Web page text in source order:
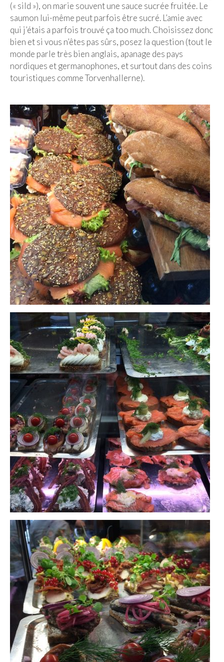
Munich
Danemark
Copenhague
Portugal
Royaume-Uni
GUIDES FOOD
ALLEMAGNE
– Berlin
– Munich
BOLIVIE
– Sucre
CHILI
CHINE
– Beijing
– Guilin
– Xi’an
CORÉE DU SUD
– Séoul
DANEMARK
– Copenhague
FRANCE
– Nice
– Paris
– La Réunion
JAPON
– Osaka
PÉROU
PORTUGAL
USA
– Los Angeles
VIETNAM
(« sild »), on marie souvent une sauce sucrée fruitée. Le
saumon lui-même peut parfois être sucré. L’amie avec
qui j’étais a parfois trouvé ça too much. Choisissez donc
bien et si vous n’êtes pas sûrs, posez la question (tout le
monde parle très bien anglais, apanage des pays
nordiques et germanophones, et surtout dans des coins
touristiques comme Torvenhallerne).